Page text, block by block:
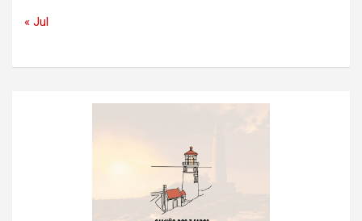
« Jul